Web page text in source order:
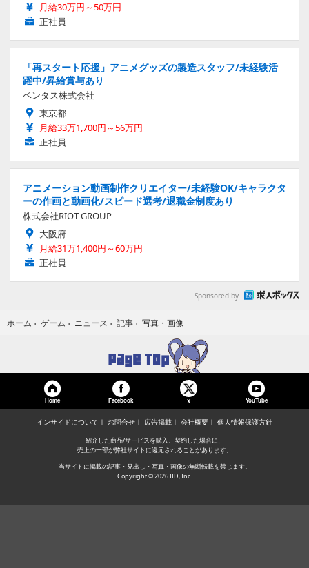
月給30万円～50万円
正社員
「再スタート応援」アニメグッズの製造スタッフ/未経験活
躍中/昇給賞与あり
ベンタス株式会社
東京都
月給33万1,700円～56万円
正社員
アニメーション動画制作クリエイター/未経験OK/キャラクタ
ーの作画と動画化/スピード選考/退職金制度あり
株式会社RIOT GROUP
大阪府
月給31万1,400円～60万円
正社員
Sponsored by
ホーム › ゲーム › ニュース › 記事 › 写真・画像
Home Facebook X YouTube
インサイドについて お問合せ 広告掲載 会社概要 個人情報保護方針
紹介した商品/サービスを購入、契約した場合に、
売上の一部が弊社サイトに還元されることがあります。
当サイトに掲載の記事・見出し・写真・画像の無断転載を禁じます。
Copyright © 2026 IID, Inc.